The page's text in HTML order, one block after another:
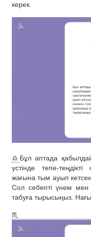
керек.
♎️ Бұл аптада
үстінде тепе-
жағына тым ауып
Сол себепті үнем
табуға тырысыңыз.